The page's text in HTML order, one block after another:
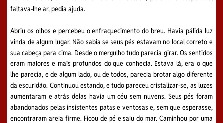
faltava-lhe ar, pedia ajuda.
Abriu os olhos e percebeu o enfraquecimento do breu. Havia pálida luz
vinda de algum lugar. Não sabia se seus pés estavam no local correto e
sua cabeça para cima. Desde o mergulho tudo parecia girar. Os sentidos
eram maiores e mais profundos do que conhecia. Estava lá, era o que
lhe parecia, e de algum lado, ou de todos, parecia brotar algo diferente
da escuridão. Continuou estando, e tudo pareceu cristalizar-se, as luzes
aumentaram e atrás delas havia um céu sem nuvens. Seus pés foram
abandonados pelas insistentes patas e ventosas e, sem que esperasse,
encontraram areia firme. Ficou de pé e saiu do mar. Caminhou por uma